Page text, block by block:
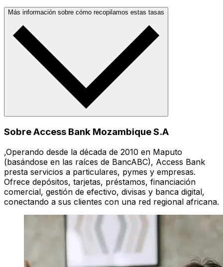
Más información sobre cómo recopilamos estas tasas
Sobre Access Bank Mozambique S.A
,Operando desde la década de 2010 en Maputo
(basándose en las raíces de BancABC), Access Bank
presta servicios a particulares, pymes y empresas.
Ofrece depósitos, tarjetas, préstamos, financiación
comercial, gestión de efectivo, divisas y banca digital,
conectando a sus clientes con una red regional africana.